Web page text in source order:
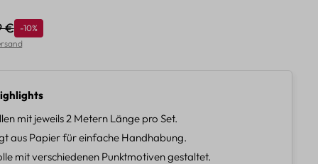
Preis:
€ Rabatt
-10%
mit jeweils 2 Metern Länge pro Set.
aus Papier für einfache Handhabung.
mit verschiedenen Punktmotiven gestaltet.